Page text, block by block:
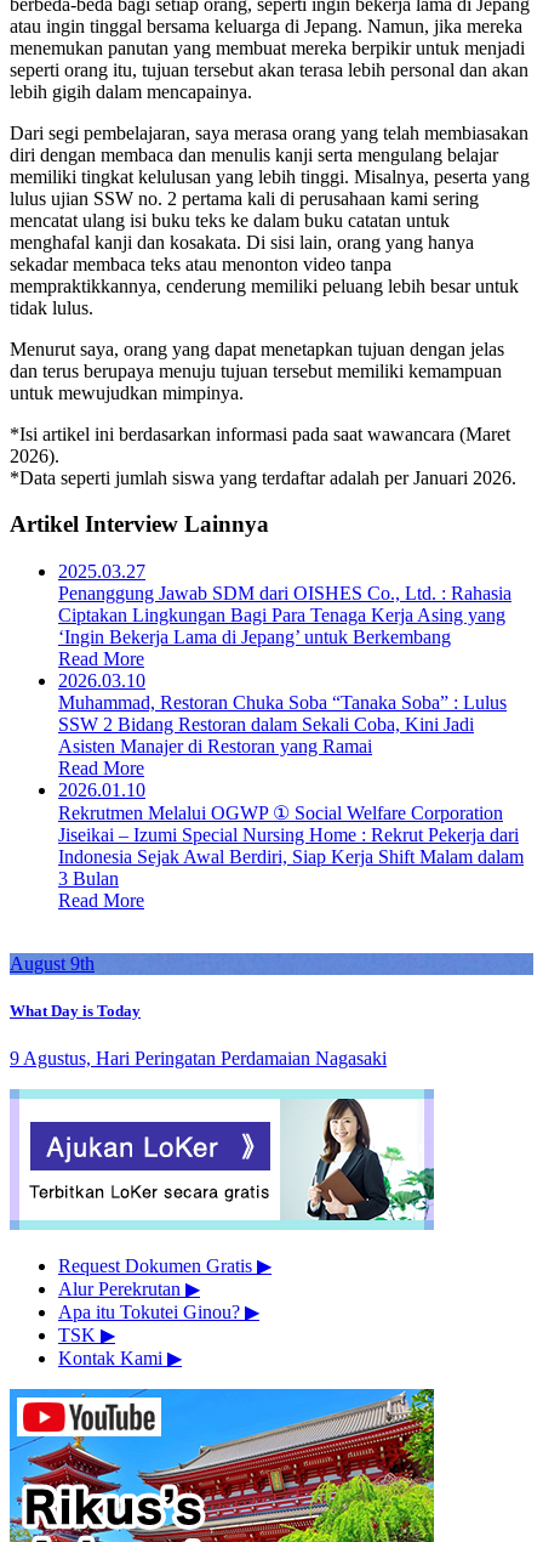
atau ingin tinggal bersama keluarga di Jepang. Namun, jika mereka
menemukan panutan yang membuat mereka berpikir untuk menjadi
seperti orang itu, tujuan tersebut akan terasa lebih personal dan akan
lebih gigih dalam mencapainya.
Dari segi pembelajaran, saya merasa orang yang telah membiasakan
diri dengan membaca dan menulis kanji serta mengulang belajar
memiliki tingkat kelulusan yang lebih tinggi. Misalnya, peserta yang
lulus ujian SSW no. 2 pertama kali di perusahaan kami sering
mencatat ulang isi buku teks ke dalam buku catatan untuk
menghafal kanji dan kosakata. Di sisi lain, orang yang hanya
sekadar membaca teks atau menonton video tanpa
mempraktikkannya, cenderung memiliki peluang lebih besar untuk
tidak lulus.
Menurut saya, orang yang dapat menetapkan tujuan dengan jelas
dan terus berupaya menuju tujuan tersebut memiliki kemampuan
untuk mewujudkan mimpinya.
*Isi artikel ini berdasarkan informasi pada saat wawancara (Maret
2026).
*Data seperti jumlah siswa yang terdaftar adalah per Januari 2026.
Artikel Interview Lainnya
2025.03.27
Penanggung Jawab SDM dari OISHES Co., Ltd. : Rahasia
Ciptakan Lingkungan Bagi Para Tenaga Kerja Asing yang
‘Ingin Bekerja Lama di Jepang’ untuk Berkembang
Read More
2026.03.10
Muhammad, Restoran Chuka Soba “Tanaka Soba” : Lulus
SSW 2 Bidang Restoran dalam Sekali Coba, Kini Jadi
Asisten Manajer di Restoran yang Ramai
Read More
2026.01.10
Rekrutmen Melalui OGWP ① Social Welfare Corporation
Jiseikai – Izumi Special Nursing Home : Rekrut Pekerja dari
Indonesia Sejak Awal Berdiri, Siap Kerja Shift Malam dalam
3 Bulan
Read More
August 9th
What Day is Today
9 Agustus, Hari Peringatan Perdamaian Nagasaki
Request Dokumen Gratis ▶︎
Alur Perekrutan ▶︎
Apa itu Tokutei Ginou? ▶︎
TSK ▶︎
Kontak Kami ▶︎